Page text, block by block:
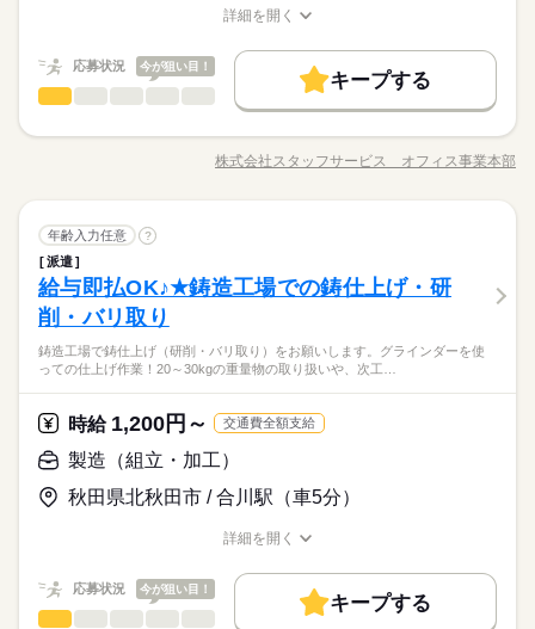
20代活躍
募集条件
交通費
1ヵ月以内にスタート 履歴書不要 WEB登録
残20未満 1日7h以下 土日祝休
社会保険制度
禁煙・分煙
ルーティン
活かせるスキル
続きを読む
このお仕事は、働いた分の給料を給料日を待たずに受け取れる
『速払いサービス』を利用できます（利用規定あり）
※休憩は６０分です。
休日・休暇 土曜 日曜 祝日
※土・日・祝がお休みです。
応募する
お仕事をご希望の方にオススメです！
未経験OK 新卒・第二 20代活躍 30代活躍
40代活躍
募集条件
交通費 1ヵ月以内にスタート
就業時間・曜日
残業なし 残10未満 残20未満 1日7h以下 土日祝休
働き方・環境
禁煙・分煙
車OK ルーティン 英語不要
活かせるスキル Word Excel
―･―･―･―･―･―･―･―･―･― データ入力などの人気お仕事
の方のオフィスワークデビューを応援◎
給与 時給 1,200円
【月収例】168,000円～168,000円（残業代含む）
このお仕事は、働いた分の給料を給料日を待たずに受け取れる
『速払いサービス』を利用できます（利用規定あり）
期間・時間 3ヵ月以上
9：00～17：00
※残業はほとんどありません。
※休憩は６０分です。
休日・休暇 土曜 日曜 祝日
※土・日・祝がお休みです。
応募する
業界
年齢層の方々が活躍中♪近くに飲食店・コンビニあります☆彡
お仕事の特徴
未経験OK
新卒・第二 40代活躍
即日スタート
履歴書不要 WEB登録
就業時間・曜日
残業なし
土日祝休
週払い
禁煙・分煙
職種 一般事務・OA事務
寧に教えてくれるので安心です♪ 【お願いしたいお仕事の内
容】 伝票処理、納品書入力、請求書のチェック・入力、会計シ
ータ入力や英語を使う事務、 大学やコールセンターなどのお仕
事も扱っています。 在宅のお仕事があるエリアも☆ 9月・10月
スタートもご相談ください♪
応募資格
◆未経験者歓迎！
このお仕事は、働いた分の給料を給料日を待たずに受け取れる
『速払いサービス』を利用できます（利用規定あり）
期間・時間 長期
8：30～17：30 ※休憩は６０分です。※９時～１７時の勤務も
詳しい募集要項をすべて見る
応募する
詳細を開く
応募状況 今が狙い目！
キープする
職種/応募資格 給与/時間/休日
業界 メーカー関連
年齢層の方々が活躍中♪近くに飲食店・コンビニあります☆彡
残業なし 土日祝休 働き方・環境
社会保険制度 研修制度 資格支援 制服あり 日払い
職種 一般事務・OA事務
◇自動車部品などを扱うメーカー◇未経験でもＯＫ！先輩が丁
寧に教えてくれるので安心です♪ 【お願いしたいお仕事の内
容】 伝票処理、納品書入力、請求書のチェック・入力、会計シ
ステムへの入力、文書管理、電話応対、来客応対などをお願い
します。 ▼こちらのお仕事のほかにも 電話なしのコツコツ系デ
ータ入力や英語を使う事務、 大学やコールセンターなどのお仕
事も扱っています。 在宅のお仕事があるエリアも☆ 9月・10月
スタートもご相談ください♪
続きを読む
応募資格
◆未経験者歓迎！
『速払いサービス』を利用できます（利用規定あり）
詳しい募集要項をすべて見る
応募する
株式会社スタッフサービス オフィス事業本部
年齢入力任意 ?
派遣
給与即払OK♪★鋳造工場での鋳仕上げ・研
削・バリ取り
鋳造工場で鋳仕上げ（研削・バリ取り）をお願いします。グラインダーを使
っての仕上げ作業！20～30kgの重量物の取り扱いや、次工…
時給 1,200円～ 交通費全額支給
製造（組立・加工）
秋田県北秋田市 / 合川駅（車5分）
男女の割合 男性
職種 製造（組立・加工）
詳細を開く
応募状況 今が狙い目！
キープする